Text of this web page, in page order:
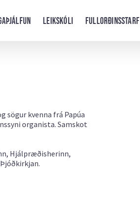
Leikskóli Fullorðinsstarf
sögur kvenna frá Papúa
organista. Samskot
Hjálpræðisherinn,